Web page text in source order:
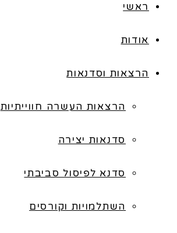
ראשי
אודות
הרצאות וסדנאות
הרצאות העשרה חווייתיות
סדנאות יצירה
סדנא לפיסול סביבתי
השתלמויות וקורסים